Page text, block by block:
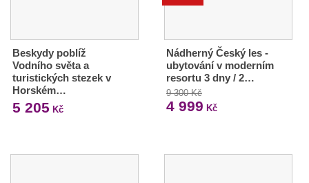
Beskydy poblíž
Vodního světa a
turistických stezek v
Horském…
5 205 Kč
Nádherný Český les -
ubytování v moderním
resortu 3 dny / 2…
9 300 Kč
4 999 Kč